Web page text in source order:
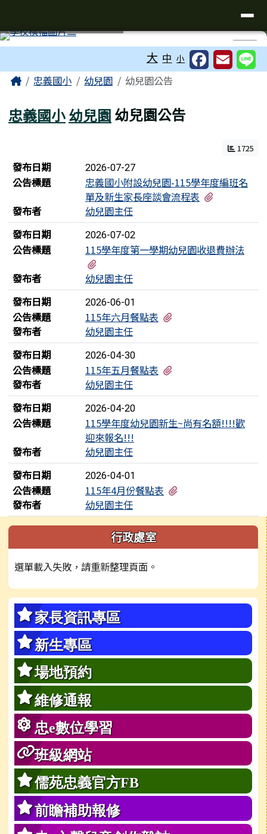
⏸
大 中 小
主內容區域
Home忠義國小 幼兒園 幼兒園公告
忠義國小幼兒園 幼兒園公告
1725
新聞列表
發布日期 2026-07-27
公告標題
忠義國小附設幼兒園-115學年度編班名
單及新生家長座談會流程表
發布者
幼兒園主任
發布日期
2026-07-02
公告標題
115學年度第一學期幼兒園收退費辦法
發布者
幼兒園主任
發布日期
2026-06-01
公告標題 115年六月餐點表
發布者
幼兒園主任
發布日期
2026-04-30
公告標題 115年五月餐點表
發布者
幼兒園主任
發布日期
2026-04-20
公告標題
115學年度幼兒園新生~尚有名額!!!!歡
迎來報名!!!
發布者
幼兒園主任
發布日期
2026-04-01
公告標題 115年4月份餐點表
發布者
幼兒園主任
左邊區域內容 行政處室
選單載入失敗，請重新整理頁面。
家長資訊專區
新生專區
場地預約
維修通報
忠e數位學習
班級網站
儒苑忠義官方FB
前瞻補助報修
頁尾區域